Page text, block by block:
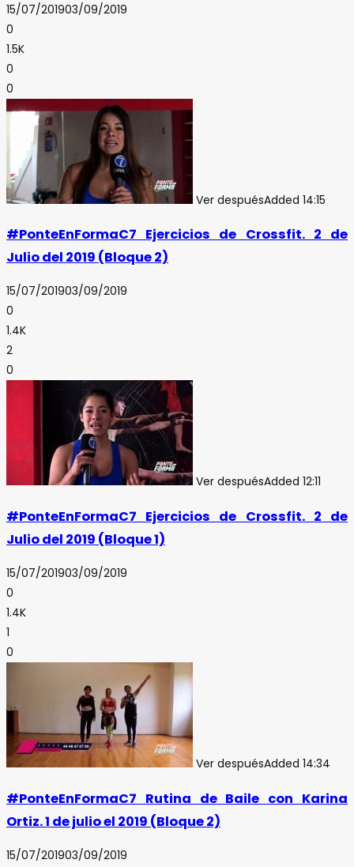
15/07/201903/09/2019
0
1.5K
0
0
Ver despuésAdded 14:15
#PonteEnFormaC7 Ejercicios de Crossfit. 2 de
Julio del 2019 (Bloque 2)
15/07/201903/09/2019
0
1.4K
2
0
Ver despuésAdded 12:11
#PonteEnFormaC7 Ejercicios de Crossfit. 2 de
Julio del 2019 (Bloque 1)
15/07/201903/09/2019
0
1.4K
1
0
Ver despuésAdded 14:34
#PonteEnFormaC7 Rutina de Baile con Karina
Ortiz. 1 de julio el 2019 (Bloque 2)
15/07/201903/09/2019